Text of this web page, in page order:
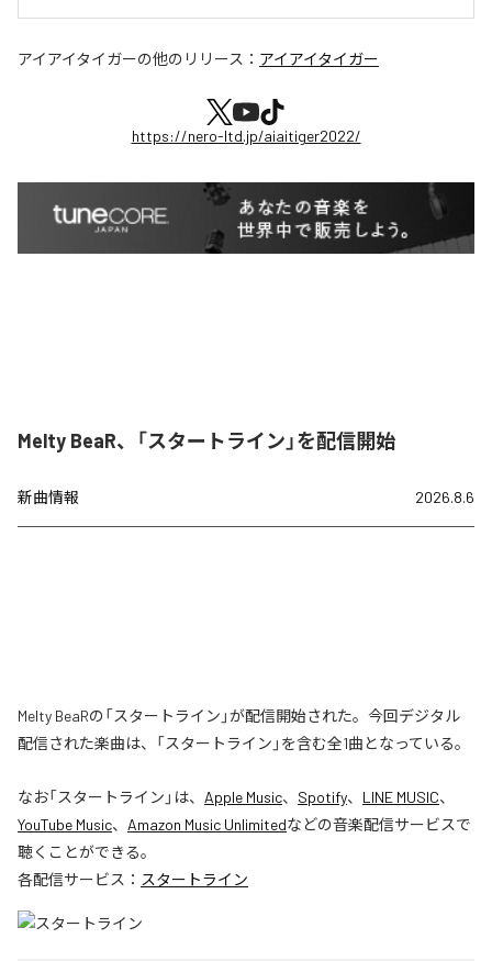
アイアイタイガーの他のリリース： アイアイタイガー
https://nero-ltd.jp/aiaitiger2022/
Melty BeaR、「スタートライン」を配信開始
新曲情報 2026.8.6
Melty BeaRの「スタートライン」が配信開始された。今回デジタル
配信された楽曲は、「スタートライン」を含む全1曲となっている。
なお「スタートライン 」は、 Apple Music、 Spotify、 LINE MUSIC、
YouTube Music、 Amazon Music Unlimitedなどの音楽配信サービスで
聴くことができる。
各配信サービス： スタートライン